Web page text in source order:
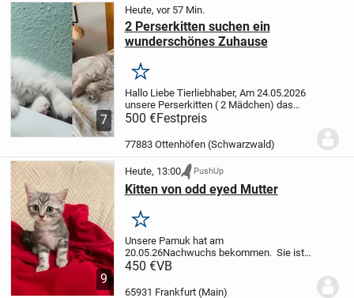
7
Heute, vor 57 Min.
2 Perserkitten suchen ein
wunderschönes Zuhause
Merken
Hallo Liebe Tierliebhaber, Am 24.05.2026
unsere Perserkitten ( 2 Mädchen) das
Licht der Welt erblickt. Die Zwerge
wachsen mitten in der Familie auf mit
Kinder und sämtlichen
Alltagsgeräuschen. Mit...
500 €Festpreis
77883 Ottenhöfen (Schwarzwald)
9
Heute, 13:00 PushUp
Kitten von odd eyed Mutter
Merken
Unsere Pamuk hat am
20.05.26Nachwuchs bekommen. Sie ist
Reinrassige Britisch Kurzhaar Dame in
eyed Augen und ist reine
450 €VB
65931 Frankfurt (Main)